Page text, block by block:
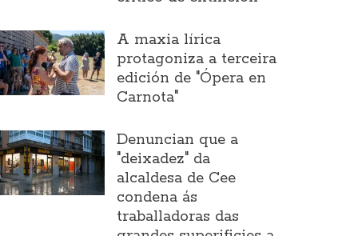
A maxia lírica
protagoniza a terceira
edición de "Ópera en
Carnota"
Denuncian que a
"deixadez" da
alcaldesa de Cee
condena ás
traballadoras das